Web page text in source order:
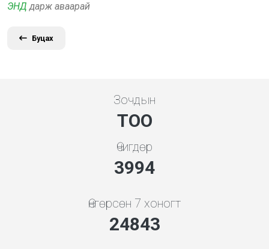
ЭНД дарж аваарай
Буцах
Зочдын
ТОО
Өчигдөр
4279
Өнгөрсөн 7 хоногт
26754